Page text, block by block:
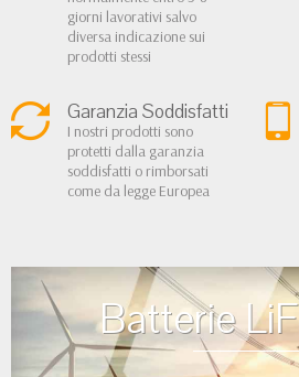
giorni lavorativi salvo
diversa indicazione sui
prodotti stessi
Garanzia Soddisfatti
I nostri prodotti sono
protetti dalla garanzia
soddisfatti o rimborsati
come da legge Europea
Batterie